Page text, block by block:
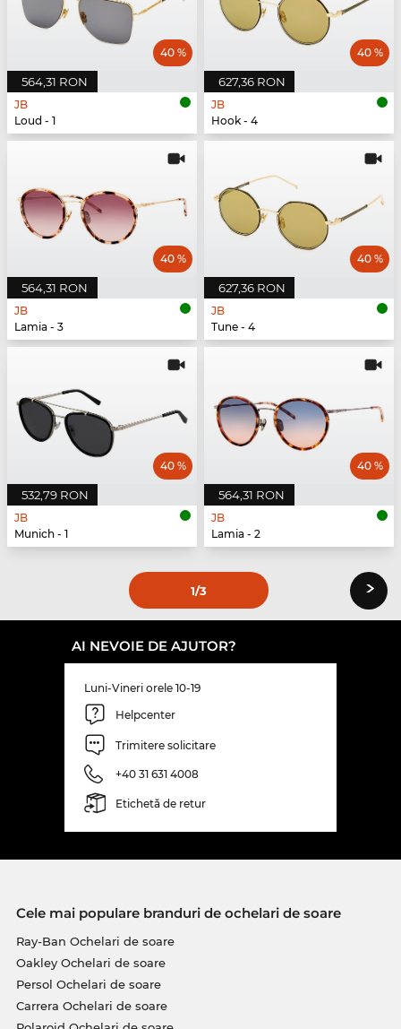
564,31 RON
40 %
JB
Loud - 1
627,36 RON
40 %
JB
Hook - 4
564,31 RON
40 %
JB
Lamia - 3
627,36 RON
40 %
JB
Tune - 4
532,79 RON
40 %
JB
Munich - 1
564,31 RON
40 %
JB
Lamia - 2
1/3 ›
AI NEVOIE DE AJUTOR?
Luni-Vineri orele 10-19
Helpcenter
Trimitere solicitare
+40 31 631 4008
Etichetă de retur
Cele mai populare branduri de ochelari de soare
Ray-Ban Ochelari de soare
Oakley Ochelari de soare
Persol Ochelari de soare
Carrera Ochelari de soare